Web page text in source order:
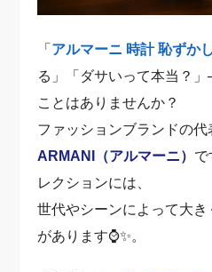
「 アルマーニ 時計 恥ずか
る」「ダサいって本当？
ことはありませんか？
ファッションブランドの代
ARMANI（アルマーニ） で
レクションには、
世代やシーンによって大き
があります⌚✨。